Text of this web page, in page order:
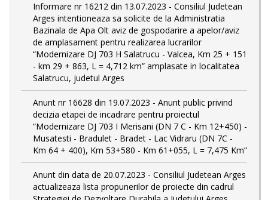
Informare nr 16212 din 13.07.2023 - Consiliul Judetean
Arges intentioneaza sa solicite de la Administratia
Bazinala de Apa Olt aviz de gospodarire a apelor/aviz
de amplasament pentru realizarea lucrarilor
“Modernizare DJ 703 H Salatrucu - Valcea, Km 25 + 151
- km 29 + 863, L = 4,712 km” amplasate in localitatea
Salatrucu, judetul Arges
Anunt nr 16628 din 19.07.2023 - Anunt public privind
decizia etapei de incadrare pentru proiectul
“Modernizare DJ 703 I Merisani (DN 7 C - Km 12+450) -
Musatesti - Bradulet - Bradet - Lac Vidraru (DN 7C -
Km 64 + 400), Km 53+580 - Km 61+055, L = 7,475 Km”
Anunt din data de 20.07.2023 - Consiliul Judetean Arges
actualizeaza lista propunerilor de proiecte din cadrul